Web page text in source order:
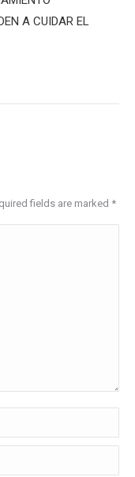
A CUIDAR EL
fields are marked *